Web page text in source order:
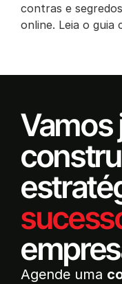
contras e
online. Leia o guia
Vamos
Agende uma